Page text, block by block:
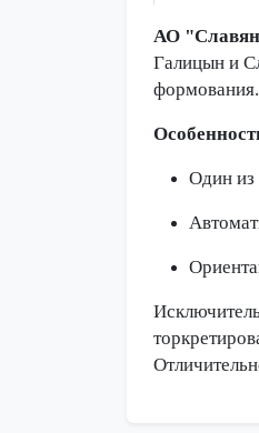
АО
Галицын и
формования.
Один из